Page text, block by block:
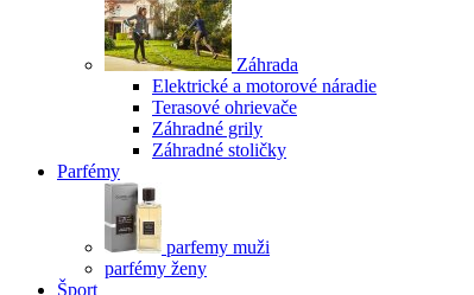
Záhrada
Elektrické a motorové náradie
Terasové ohrievače
Záhradné grily
Záhradné stoličky
Parfémy
parfemy muži
parfémy ženy
Šport